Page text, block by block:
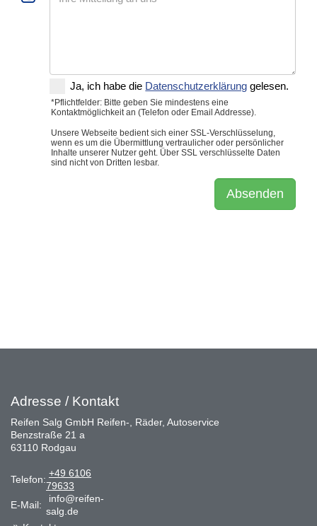
Adresse / Kontakt
Reifen Salg GmbH Reifen-, Räder, Autoservice
Benzstraße 21 a
63110 Rodgau
Telefon:
+49 6106
79633
E-Mail:
info@reifen-
salg.de